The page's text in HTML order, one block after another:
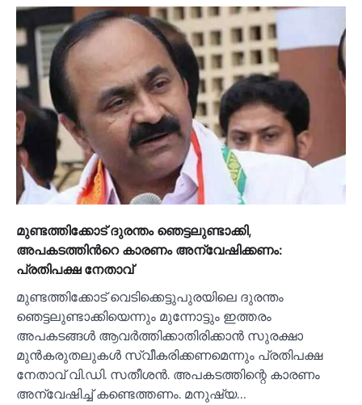
മുണ്ടത്തിക്കോട് ദുരന്തം ഞെട്ടലുണ്ടാക്കി,
അപകടത്തിന്‍റെ കാരണം അന്വേഷിക്കണം:
പ്രതിപക്ഷ നേതാവ്
മുണ്ടത്തിക്കോട് വെടിക്കെട്ടുപുരയിലെ ദുരന്തം
ഞെട്ടലുണ്ടാക്കിയെന്നും മുന്നോട്ടും ഇത്തരം
അപകടങ്ങള്‍ ആവർത്തിക്കാതിരിക്കാൻ സുരക്ഷാ
മുൻകരുതലുകള്‍ സ്വീകരിക്കണമെന്നും പ്രതിപക്ഷ
നേതാവ് വി.ഡി. സതീശൻ. അപകടത്തിന്റെ കാരണം
അന്വേഷിച്ച്‌ കണ്ടെത്തണം. മനുഷ്യ…